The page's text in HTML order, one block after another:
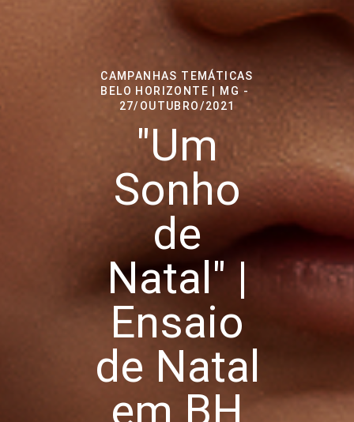
CAMPANHAS TEMÁTICAS
BELO HORIZONTE | MG
27/OUTUBRO/2021
"Um
Sonho
de
Natal" |
Ensaio
de Natal
em BH